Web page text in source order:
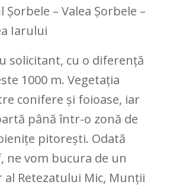
Șorbele – Valea Șorbele –
Iarului
solicitant, cu o diferență
1000 m. Vegetația
conifere și foioase, iar
până într-o zonă de
pitorești. Odată
ne vom bucura de un
Retezatului Mic, Munții